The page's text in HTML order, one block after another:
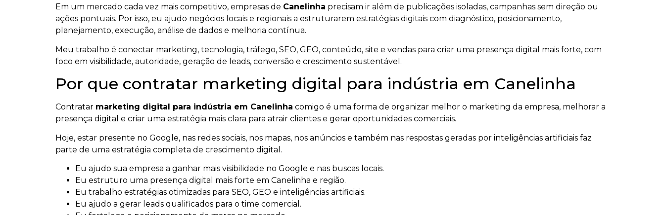
Em um mercado cada vez mais competitivo, empresas de Canelinha precisam ir além de publicações isoladas, campanhas sem direção ou
ações pontuais. Por isso, eu ajudo negócios locais e regionais a estruturarem estratégias digitais com diagnóstico, posicionamento,
planejamento, execução, análise de dados e melhoria contínua.
Meu trabalho é conectar marketing, tecnologia, tráfego, SEO, GEO, conteúdo, site e vendas para criar uma presença digital mais forte, com
foco em visibilidade, autoridade, geração de leads, conversão e crescimento sustentável.
Por que contratar marketing digital para indústria em Canelinha
Contratar marketing digital para indústria em Canelinha comigo é uma forma de organizar melhor o marketing da empresa, melhorar a
presença digital e criar uma estratégia mais clara para atrair clientes e gerar oportunidades comerciais.
Hoje, estar presente no Google, nas redes sociais, nos mapas, nos anúncios e também nas respostas geradas por inteligências artificiais faz
parte de uma estratégia completa de crescimento digital.
Eu ajudo sua empresa a ganhar mais visibilidade no Google e nas buscas locais.
Eu estruturo uma presença digital mais forte em Canelinha e região.
Eu trabalho estratégias otimizadas para SEO, GEO e inteligências artificiais.
Eu ajudo a gerar leads qualificados para o time comercial.